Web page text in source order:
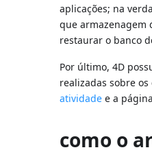
aplicações; na
que armazenagem
restaurar o banco
Por último, 4D
realizadas sobre
atividade e a
como o